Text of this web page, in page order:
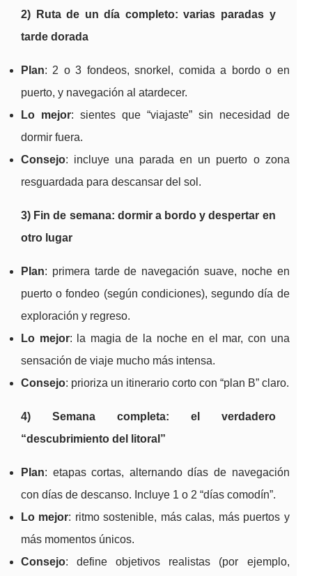
2) Ruta de un día completo: varias paradas y
tarde dorada
Plan: 2 o 3 fondeos, snorkel, comida a bordo o en
puerto, y navegación al atardecer.
Lo mejor: sientes que “viajaste” sin necesidad de
dormir fuera.
Consejo: incluye una parada en un puerto o zona
resguardada para descansar del sol.
3) Fin de semana: dormir a bordo y despertar en
otro lugar
Plan: primera tarde de navegación suave, noche en
puerto o fondeo (según condiciones), segundo día de
exploración y regreso.
Lo mejor: la magia de la noche en el mar, con una
sensación de viaje mucho más intensa.
Consejo: prioriza un itinerario corto con “plan B” claro.
4) Semana completa: el verdadero
“descubrimiento del litoral”
Plan: etapas cortas, alternando días de navegación
con días de descanso. Incluye 1 o 2 “días comodín”.
Lo mejor: ritmo sostenible, más calas, más puertos y
más momentos únicos.
Consejo: define objetivos realistas (por ejemplo,